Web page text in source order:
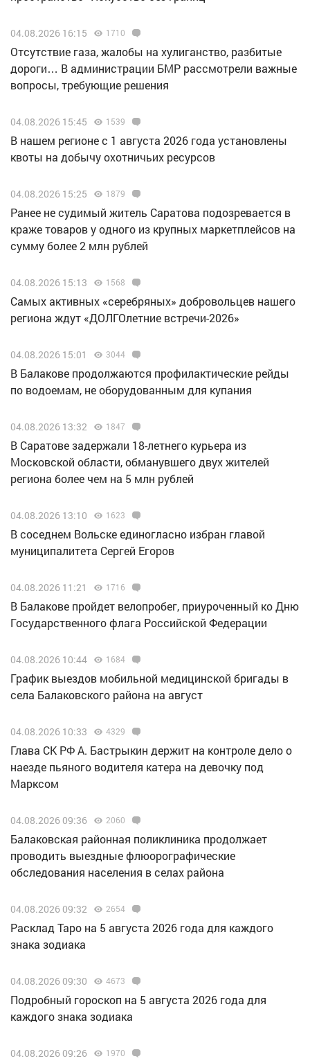
04.08.2026 16:15 1710
Отсутствие газа, жалобы на хулиганство, разбитые
дороги… В администрации БМР рассмотрели важные
вопросы, требующие решения
04.08.2026 15:45 1539
В нашем регионе с 1 августа 2026 года установлены
квоты на добычу охотничьих ресурсов
04.08.2026 15:25 1879
Ранее не судимый житель Саратова подозревается в
краже товаров у одного из крупных маркетплейсов на
сумму более 2 млн рублей
04.08.2026 15:13 1568
Самых активных «серебряных» добровольцев нашего
региона ждут «ДОЛГОлетние встречи-2026»
04.08.2026 15:01 3044
В Балакове продолжаются профилактические рейды
по водоемам, не оборудованным для купания
04.08.2026 13:32 1847
В Саратове задержали 18-летнего курьера из
Московской области, обманувшего двух жителей
региона более чем на 5 млн рублей
04.08.2026 13:10 1623
В соседнем Вольске единогласно избран главой
муниципалитета Сергей Егоров
04.08.2026 11:21 1716
В Балакове пройдет велопробег, приуроченный ко Дню
Государственного флага Российской Федерации
04.08.2026 10:44 1684
График выездов мобильной медицинской бригады в
села Балаковского района на август
04.08.2026 10:33 4329
Глава СК РФ А. Бастрыкин держит на контроле дело о
наезде пьяного водителя катера на девочку под
Марксом
04.08.2026 09:36 2060
Балаковская районная поликлиника продолжает
проводить выездные флюорографические
обследования населения в селах района
04.08.2026 09:32 2654
Расклад Таро на 5 августа 2026 года для каждого
знака зодиака
04.08.2026 09:30 4673
Подробный гороскоп на 5 августа 2026 года для
каждого знака зодиака
04.08.2026 09:26 1970